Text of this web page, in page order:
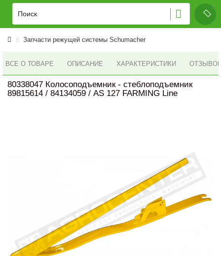
Запчасти режущей системы Schumacher
ВСЕ О ТОВАРЕ ОПИСАНИЕ ХАРАКТЕРИСТИКИ ОТЗЫВОВ
80338047 Колосоподъемник - стеблоподъемник
89815614 / 84134059 / AS 127 FARMING Line